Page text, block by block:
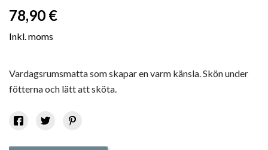
78,90 €
Inkl. moms
Vardagsrumsmatta som skapar en varm känsla. Skön under
fötterna och lätt att sköta.